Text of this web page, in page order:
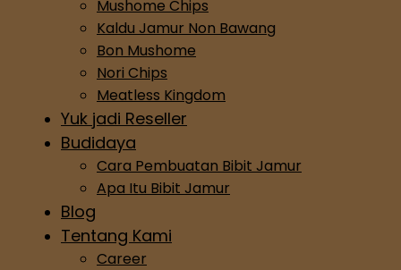
Mushome Chips
Kaldu Jamur Non Bawang
Bon Mushome
Nori Chips
Meatless Kingdom
Yuk jadi Reseller
Budidaya
Cara Pembuatan Bibit Jamur
Apa Itu Bibit Jamur
Blog
Tentang Kami
Career